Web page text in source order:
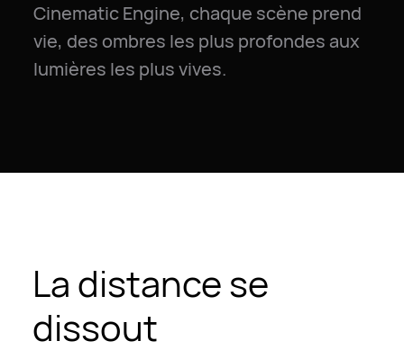
Cinematic Engine, chaque scène prend
vie, des ombres les plus profondes aux
lumières les plus vives.
La distance se
dissout